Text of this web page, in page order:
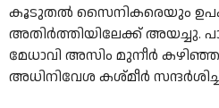
കൂടുതൽ സൈനികരെയും
അതിർത്തിയിലേക്ക് അയച്ചു.
മേധാവി അസിം മുനീർ
അധിനിവേശ കശ്മീർ